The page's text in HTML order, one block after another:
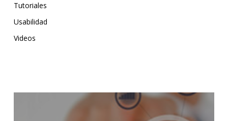
Tutoriales
Usabilidad
Videos